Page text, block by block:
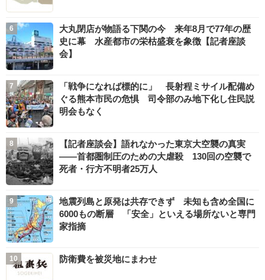
大丸閉店が物語る下関の今 来年8月で77年の歴
史に幕 水産都市の栄枯盛衰を象徴【記者座談
会】
「戦争になれば標的に」 長射程ミサイル配備め
ぐる熊本市民の危惧 司令部のみ地下化し住民説
明会もなく
【記者座談会】語れなかった東京大空襲の真実
――首都圏制圧のための大虐殺 130回の空襲で
死者・行方不明者25万人
地震列島と原発は共存できず 未知も含め全国に
6000もの断層 「安全」といえる場所ないと専門
家指摘
防衛費を被災地にまわせ